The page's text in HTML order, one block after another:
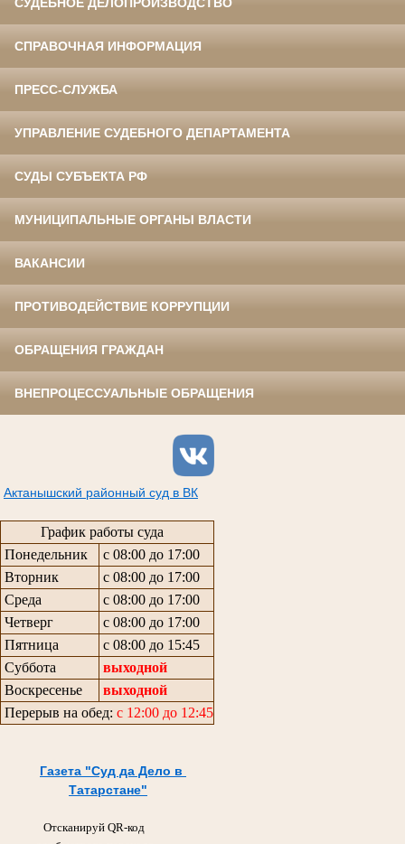
СПРАВОЧНАЯ ИНФОРМАЦИЯ
ПРЕСС-СЛУЖБА
УПРАВЛЕНИЕ СУДЕБНОГО ДЕПАРТАМЕНТА
СУДЫ СУБЪЕКТА РФ
МУНИЦИПАЛЬНЫЕ ОРГАНЫ ВЛАСТИ
ВАКАНСИИ
ПРОТИВОДЕЙСТВИЕ КОРРУПЦИИ
ОБРАЩЕНИЯ ГРАЖДАН
ВНЕПРОЦЕССУАЛЬНЫЕ ОБРАЩЕНИЯ
Актанышский районный суд в ВК
График работы суда
Понедельник
с 08:00 до 17:00
Вторник
с 08:00 до 17:00
Среда
с 08:00 до 17:00
Четверг
с 08:00 до 17:00
Пятница
с 08:00 до 15:45
Суббота
выходной
Воскресенье
выходной
Перерыв на обед: с 12:00 до 12:45
Газета "Суд да Дело в
Татарстане"
Отсканируй QR-код